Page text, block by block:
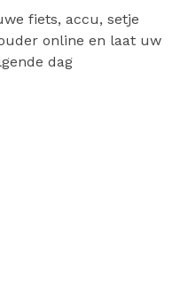
fiets, accu, setje
online en laat uw
dag